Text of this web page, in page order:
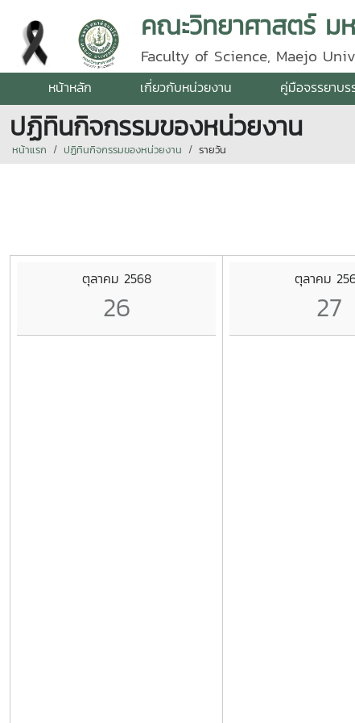
คณะวิทยาศาสตร์ ม
Faculty of Science, Maejo
หน้าหลัก เกี่ยวกับหน่วยงาน คู่มือจรรยาบ
ปฏิทินกิจกรรมของหน่วยงาน
หน้าแรก ปฏิทินกิจกรรมของหน่วยงาน รายวัน
ตุลาคม 2568
26
ตุลาคม
27